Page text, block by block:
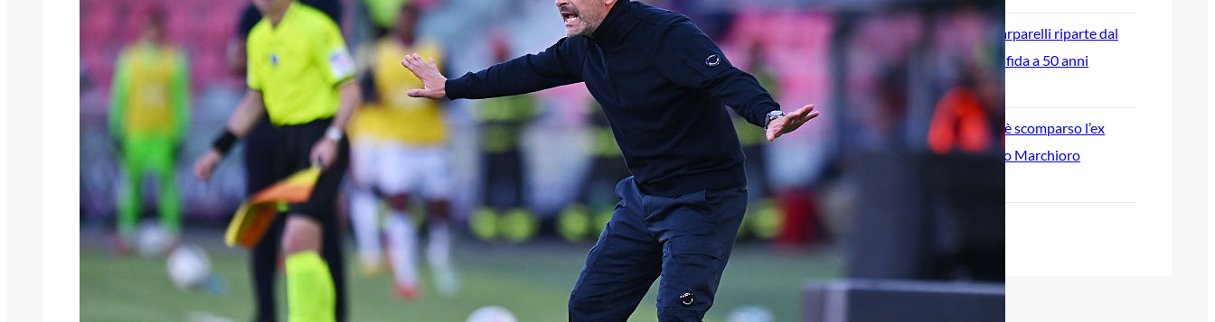
L’ex rossoblù Carparelli riparte dal
Cisano: nuova sfida a 50 anni
Genoa in lutto: è scomparso l’ex
allenatore Pippo Marchioro